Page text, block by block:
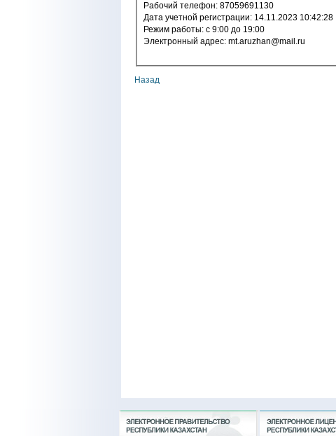
Рабочий телефон: 87059691130
Дата учетной регистрации: 14.11.2023 10:42:28
Режим работы: с 9:00 до 19:00
Электронный адрес: mt.aruzhan@mail.ru
Назад